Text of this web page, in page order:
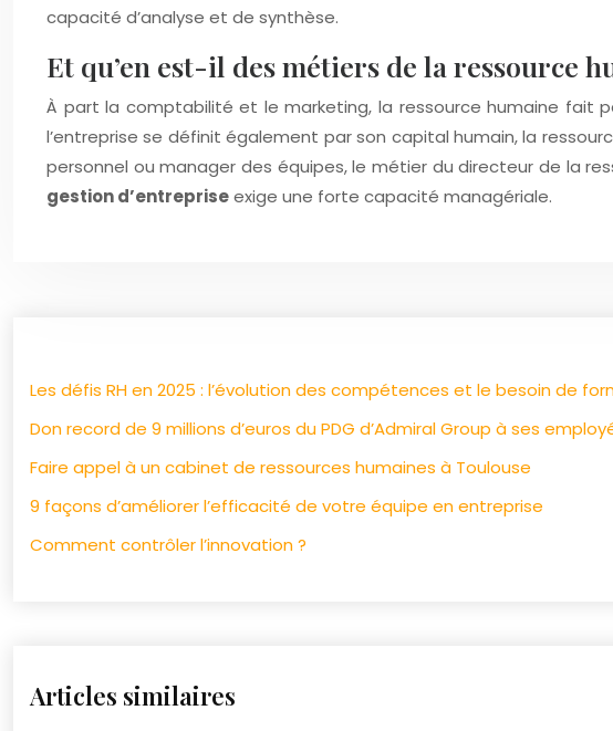
capacité d’analyse et de synthèse.
Et qu’en est-il des métiers de la ressource
À part la comptabilité et le marketing, la ressource humaine fait
l’entreprise se définit également par son capital humain, la
personnel ou manager des équipes, le métier du directeur de la
gestion d’entrepriseexige une forte capacité managériale.
Les défis RH en 2025 : l’évolution des compétences et le besoin de
Don record de 9 millions d’euros du PDG d’Admiral Group à ses
Faire appel à un cabinet de ressources humaines à Toulouse
9 façons d’améliorer l’efficacité de votre équipe en entreprise
Comment contrôler l’innovation ?
Articles similaires